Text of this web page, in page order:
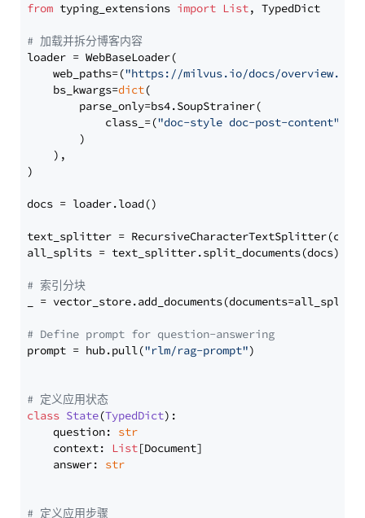
from typing_extensions import List, TypedDict
# 加载并拆分博客内容
loader = WebBaseLoader(
    web_paths=(
"https://milvus.io/docs/overview.md"
    bs_kwargs=
dict(
        parse_only=bs4.SoupStrainer(
            class_=(
"doc-style doc-post-content"
        )
    ),
)
docs = loader.load()
text_splitter =
all_splits = text_splitter.split_documents(docs)
# 索引分块
_ = vector_store.add_documents(documents=all_splits)
# Define prompt for question-answering
prompt = hub.pull("rlm/rag-prompt")
# 定义应用状态
class State(TypedDict):
    question:
str
    context:
List[Document]
    answer:
str
# 定义应用步骤